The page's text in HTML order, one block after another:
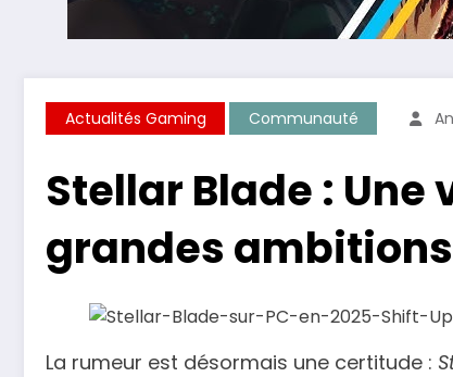
Actualités Gaming Communauté
Stellar Blade : Une
grandes ambitions
La rumeur est désormais une certitude :